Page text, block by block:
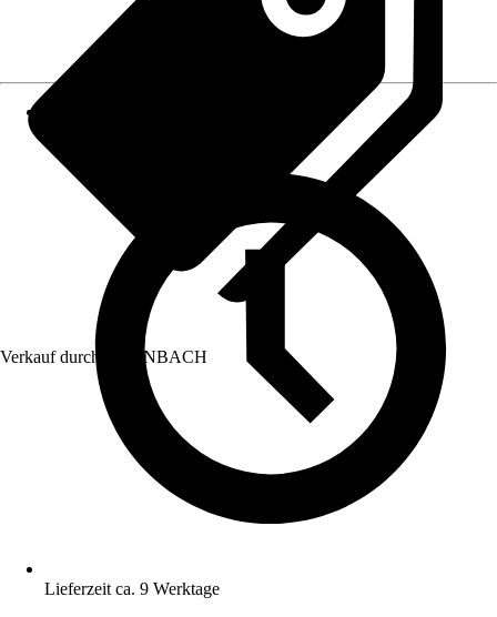
Verkauf durch: HORNBACH
Lieferzeit ca. 9 Werktage